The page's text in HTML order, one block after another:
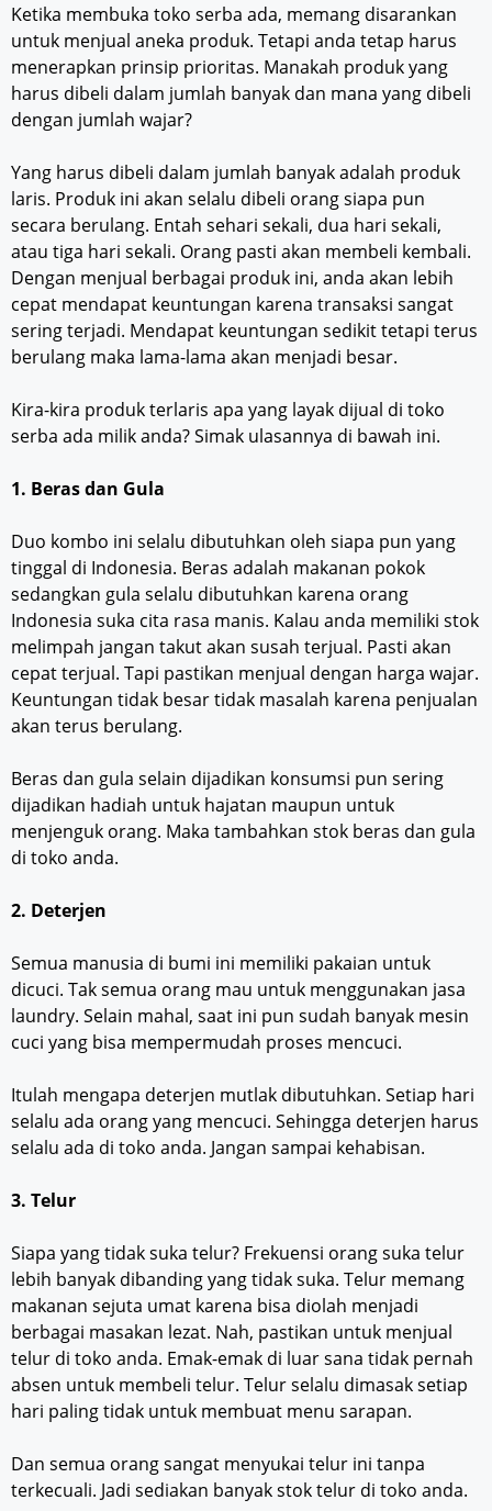
Ketika membuka toko serba ada, memang disarankan
untuk menjual aneka produk. Tetapi anda tetap harus
menerapkan prinsip prioritas. Manakah produk yang
harus dibeli dalam jumlah banyak dan mana yang dibeli
dengan jumlah wajar?
Yang harus dibeli dalam jumlah banyak adalah produk
laris. Produk ini akan selalu dibeli orang siapa pun
secara berulang. Entah sehari sekali, dua hari sekali,
atau tiga hari sekali. Orang pasti akan membeli kembali.
Dengan menjual berbagai produk ini, anda akan lebih
cepat mendapat keuntungan karena transaksi sangat
sering terjadi. Mendapat keuntungan sedikit tetapi terus
berulang maka lama-lama akan menjadi besar.
Kira-kira produk terlaris apa yang layak dijual di toko
serba ada milik anda? Simak ulasannya di bawah ini.
1. Beras dan Gula
Duo kombo ini selalu dibutuhkan oleh siapa pun yang
tinggal di Indonesia. Beras adalah makanan pokok
sedangkan gula selalu dibutuhkan karena orang
Indonesia suka cita rasa manis. Kalau anda memiliki stok
melimpah jangan takut akan susah terjual. Pasti akan
cepat terjual. Tapi pastikan menjual dengan harga wajar.
Keuntungan tidak besar tidak masalah karena penjualan
akan terus berulang.
Beras dan gula selain dijadikan konsumsi pun sering
dijadikan hadiah untuk hajatan maupun untuk
menjenguk orang. Maka tambahkan stok beras dan gula
di toko anda.
2. Deterjen
Semua manusia di bumi ini memiliki pakaian untuk
dicuci. Tak semua orang mau untuk menggunakan jasa
laundry. Selain mahal, saat ini pun sudah banyak mesin
cuci yang bisa mempermudah proses mencuci.
Itulah mengapa deterjen mutlak dibutuhkan. Setiap hari
selalu ada orang yang mencuci. Sehingga deterjen harus
selalu ada di toko anda. Jangan sampai kehabisan.
3. Telur
Siapa yang tidak suka telur? Frekuensi orang suka telur
lebih banyak dibanding yang tidak suka. Telur memang
makanan sejuta umat karena bisa diolah menjadi
berbagai masakan lezat. Nah, pastikan untuk menjual
telur di toko anda. Emak-emak di luar sana tidak pernah
absen untuk membeli telur. Telur selalu dimasak setiap
hari paling tidak untuk membuat menu sarapan.
Dan semua orang sangat menyukai telur ini tanpa
terkecuali. Jadi sediakan banyak stok telur di toko anda.